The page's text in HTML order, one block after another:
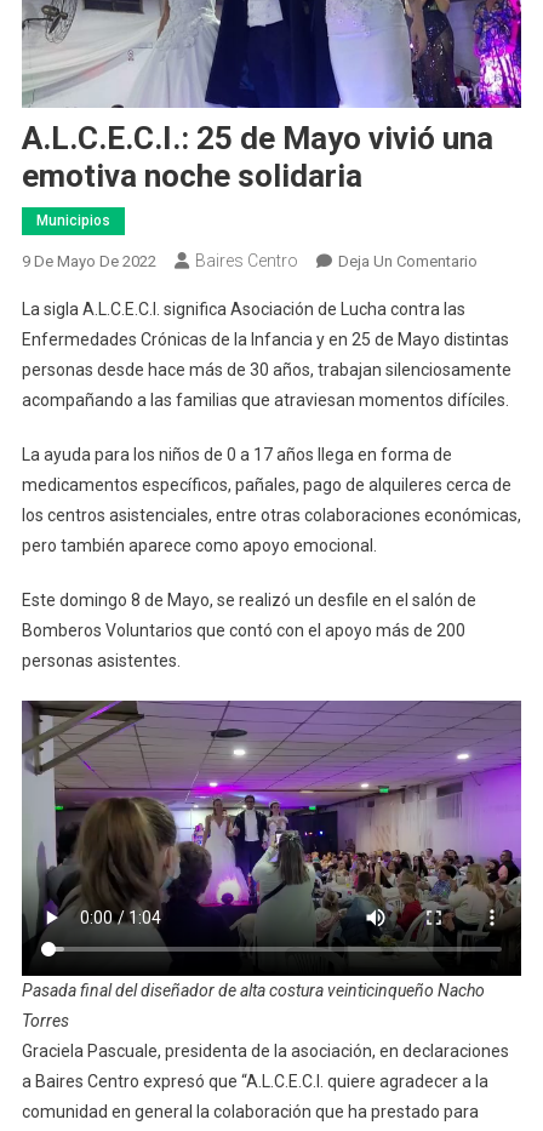
A.L.C.E.C.I.: 25 de Mayo vivió una
emotiva noche solidaria
Municipios
9 De Mayo De 2022 Baires Centro Deja Un ComentarioEn
De
Mayo
Vivió
Noche
Solidaria
La sigla A.L.C.E.C.I. significa Asociación de Lucha contra las
Enfermedades Crónicas de la Infancia y en 25 de Mayo distintas
personas desde hace más de 30 años, trabajan silenciosamente
acompañando a las familias que atraviesan momentos difíciles.
La ayuda para los niños de 0 a 17 años llega en forma de
medicamentos específicos, pañales, pago de alquileres cerca de
los centros asistenciales, entre otras colaboraciones económicas,
pero también aparece como apoyo emocional.
Este domingo 8 de Mayo, se realizó un desfile en el salón de
Bomberos Voluntarios que contó con el apoyo más de 200
personas asistentes.
Pasada final del diseñador de alta costura veinticinqueño Nacho
Torres
Graciela Pascuale, presidenta de la asociación, en declaraciones
a Baires Centro expresó que “A.L.C.E.C.I. quiere agradecer a la
comunidad en general la colaboración que ha prestado para